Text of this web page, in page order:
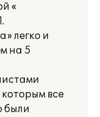
«
легко и
на 5
все
были